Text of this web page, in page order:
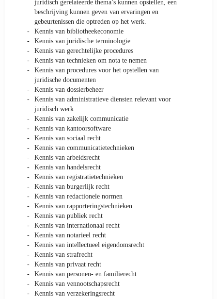
juridisch gerelateerde thema’s kunnen opstellen, een
beschrijving kunnen geven van ervaringen en
gebeurtenissen die optreden op het werk.
Kennis van bibliotheekeconomie
Kennis van juridische terminologie
Kennis van gerechtelijke procedures
Kennis van technieken om nota te nemen
Kennis van procedures voor het opstellen van
juridische documenten
Kennis van dossierbeheer
Kennis van administratieve diensten relevant voor
juridisch werk
Kennis van zakelijk communicatie
Kennis van kantoorsoftware
Kennis van sociaal recht
Kennis van communicatietechnieken
Kennis van arbeidsrecht
Kennis van handelsrecht
Kennis van registratietechnieken
Kennis van burgerlijk recht
Kennis van redactionele normen
Kennis van rapporteringstechnieken
Kennis van publiek recht
Kennis van internationaal recht
Kennis van notarieel recht
Kennis van intellectueel eigendomsrecht
Kennis van strafrecht
Kennis van privaat recht
Kennis van personen- en familierecht
Kennis van vennootschapsrecht
Kennis van verzekeringsrecht